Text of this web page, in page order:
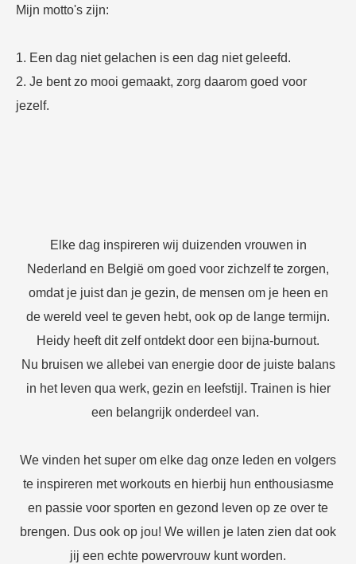
Mijn motto's zijn:
1. Een dag niet gelachen is een dag niet geleefd.
2. Je bent zo mooi gemaakt, zorg daarom goed voor
jezelf.
Elke dag inspireren wij duizenden vrouwen in
Nederland en België om goed voor zichzelf te zorgen,
omdat je juist dan je gezin, de mensen om je heen en
de wereld veel te geven hebt, ook op de lange termijn.
Heidy heeft dit zelf ontdekt door een bijna-burnout.
Nu bruisen we allebei van energie door de juiste balans
in het leven qua werk, gezin en leefstijl. Trainen is hier
een belangrijk onderdeel van.
We vinden het super om elke dag onze leden en volgers
te inspireren met workouts en hierbij hun enthousiasme
en passie voor sporten en gezond leven op ze over te
brengen. Dus ook op jou! We willen je laten zien dat ook
jij een echte powervrouw kunt worden.